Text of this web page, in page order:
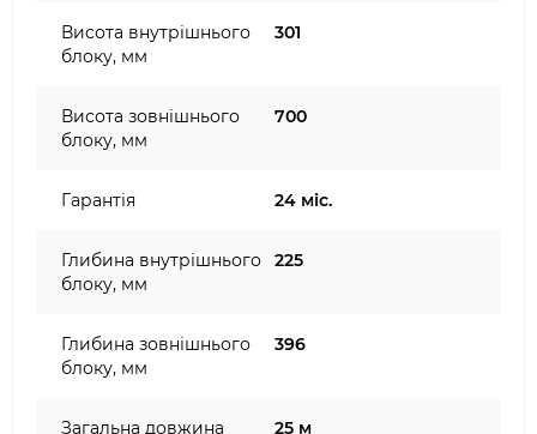
Висота внутрішнього
блоку, мм
301
Висота зовнішнього
блоку, мм
700
Гарантія 24 міс.
Глибина внутрішнього
блоку, мм
225
Глибина зовнішнього
блоку, мм
396
Загальна довжина
25 м